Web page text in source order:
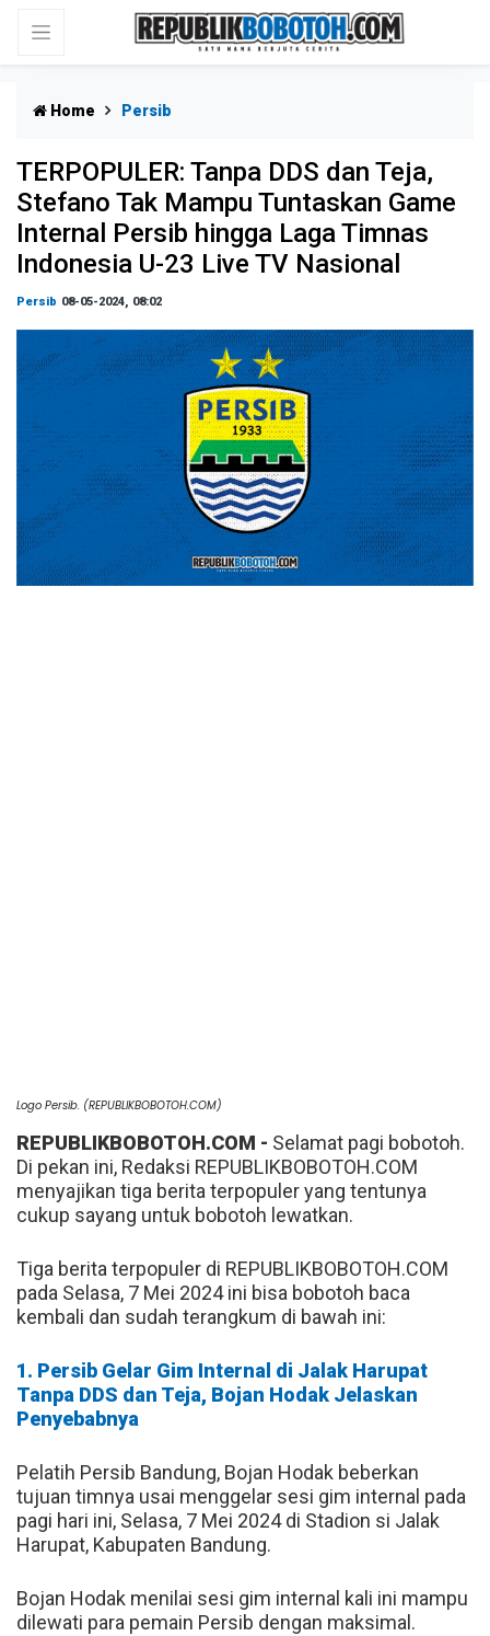
Home Persib
TERPOPULER: Tanpa DDS dan Teja,
Stefano Tak Mampu Tuntaskan Game
Internal Persib hingga Laga Timnas
Indonesia U-23 Live TV Nasional
Persib 08-05-2024, 08:02
Logo Persib. (REPUBLIKBOBOTOH.COM)
REPUBLIKBOBOTOH.COM - Selamat pagi bobotoh.
Di pekan ini, Redaksi REPUBLIKBOBOTOH.COM
menyajikan tiga berita terpopuler yang tentunya
cukup sayang untuk bobotoh lewatkan.
Tiga berita terpopuler di REPUBLIKBOBOTOH.COM
pada Selasa, 7 Mei 2024 ini bisa bobotoh baca
kembali dan sudah terangkum di bawah ini:
1. Persib Gelar Gim Internal di Jalak Harupat
Tanpa DDS dan Teja, Bojan Hodak Jelaskan
Penyebabnya
Pelatih Persib Bandung, Bojan Hodak beberkan
tujuan timnya usai menggelar sesi gim internal pada
pagi hari ini, Selasa, 7 Mei 2024 di Stadion si Jalak
Harupat, Kabupaten Bandung.
Bojan Hodak menilai sesi gim internal kali ini mampu
dilewati para pemain Persib dengan maksimal.